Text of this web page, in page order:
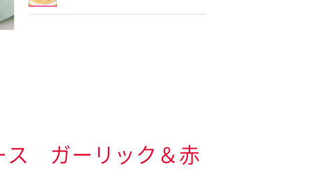
ス ガーリック＆赤